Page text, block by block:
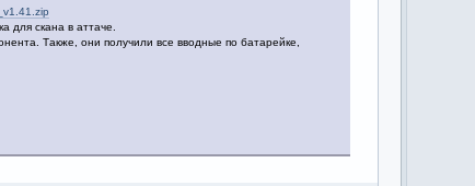
для скана в аттаче.
Также, они получили все вводные по батарейке,